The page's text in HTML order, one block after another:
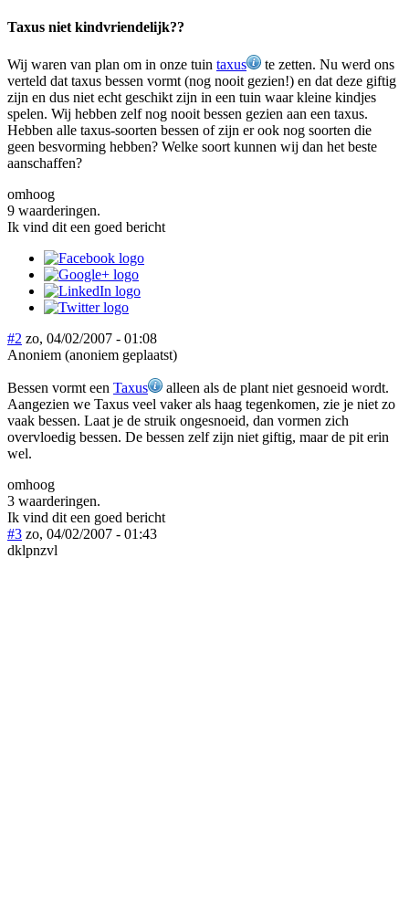
Taxus niet kindvriendelijk??
Wij waren van plan om in onze tuin taxus
te zetten. Nu werd ons
verteld dat taxus bessen vormt (nog nooit gezien!) en dat deze giftig
zijn en dus niet echt geschikt zijn in een tuin waar kleine kindjes
spelen. Wij hebben zelf nog nooit bessen gezien aan een taxus.
Hebben alle taxus-soorten bessen of zijn er ook nog soorten die
geen besvorming hebben? Welke soort kunnen wij dan het beste
aanschaffen?
omhoog
9 waarderingen.
Ik vind dit een goed bericht
#2 zo, 04/02/2007 - 01:08
Anoniem (anoniem geplaatst)
Bessen vormt een Taxus
alleen als de plant niet gesnoeid wordt.
Aangezien we Taxus veel vaker als haag tegenkomen, zie je niet zo
vaak bessen. Laat je de struik ongesnoeid, dan vormen zich
overvloedig bessen. De bessen zelf zijn niet giftig, maar de pit erin
wel.
omhoog
3 waarderingen.
Ik vind dit een goed bericht
#3 zo, 04/02/2007 - 01:43
dklpnzvl